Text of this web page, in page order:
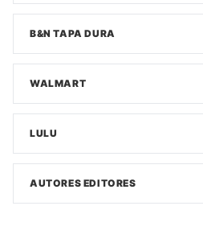
B&N TAPA DURA
WALMART
LULU
AUTORES EDITORES